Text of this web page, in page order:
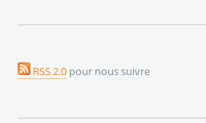
RSS 2.0 pour nous suivre